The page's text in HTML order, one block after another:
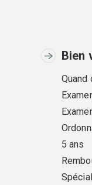
Bien
Quand
5 ans